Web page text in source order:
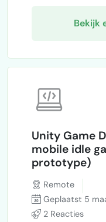
Bekijk
Unity Game
mobile idle
prototype)
Remote
Geplaatst 5
2 Reacties